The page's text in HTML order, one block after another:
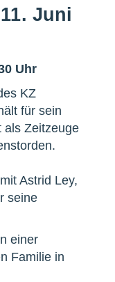
Juni
Uhr
KZ
für sein
als Zeitzeuge
Astrid Ley,
seine
einer
Familie in